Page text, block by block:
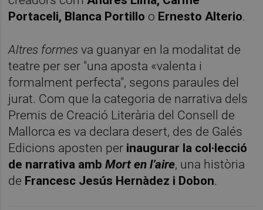
Portaceli, Blanca Portillo o Ernesto Alterio.
Altres formes va guanyar en la modalitat de
teatre per ser "una aposta «valenta i
formalment perfecta", segons paraules del
jurat. Com que la categoria de narrativa dels
Premis de Creació Literària del Consell de
Mallorca es va declara desert, des de Galés
Edicions aposten per inaugurar la col·lecció
de narrativa ambMort en l’aire, una història
de Francesc Jesús Hernàdez i Dobon.